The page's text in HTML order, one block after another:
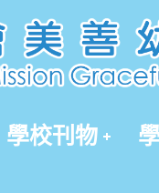
學校刊物
有用